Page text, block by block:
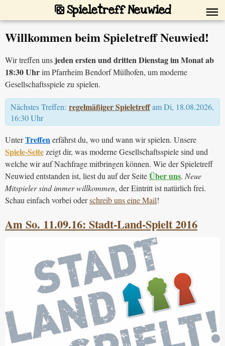
Spieletreff Neuwied
Willkommen beim Spieletreff Neuwied!
Wir treffen uns jeden ersten und dritten Dienstag im Monat ab
18:30 Uhrim Pfarrheim Bendorf Mülhofen, um moderne
Gesellschaftsspiele zu spielen.
Nächstes Treffen: regelmäßiger Spieletreffam Di, 18.08.2026,
16:30 Uhr
UnterTreffenerfährst du, wo und wann wir spielen. Unsere
Spiele-Seitezeigt dir, was moderne Gesellschaftsspiele sind und
welche wir auf Nachfrage mitbringen können. Wie der Spieletreff
Neuwied entstanden ist, liest du auf der SeiteÜber uns. Neue
Mitspieler sind immer willkommen, der Eintritt ist natürlich frei.
Schau einfach vorbei oderschreib uns eine Mail!
Am So. 11.09.16: Stadt-Land-Spielt 2016